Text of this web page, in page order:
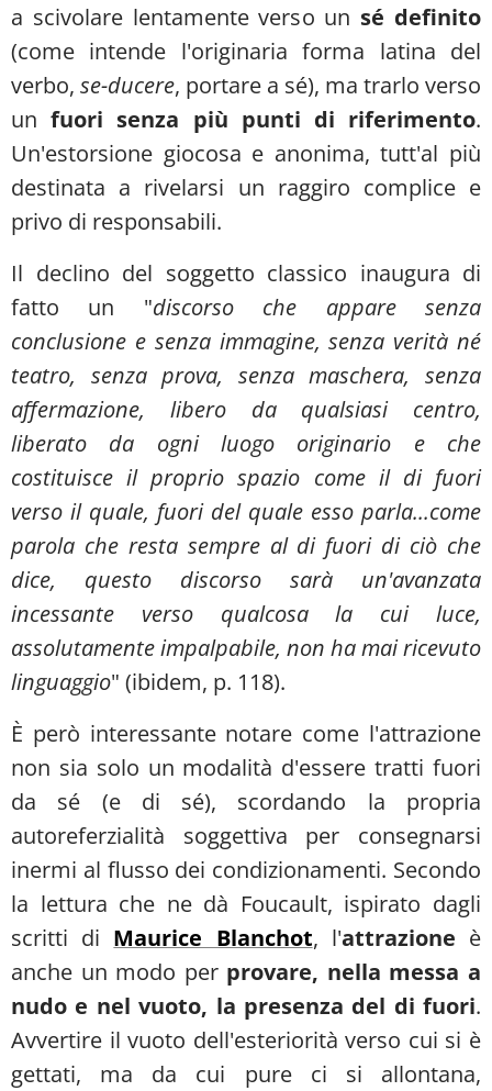
a scivolare lentamente verso un sé definito
(come intende l'originaria forma latina del
verbo, se-ducere, portare a sé), ma trarlo verso
unfuori senza più punti di riferimento.
Un'estorsione giocosa e anonima, tutt'al più
destinata a rivelarsi un raggiro complice e
privo di responsabili.
Il declino del soggetto classico inaugura di
fatto un "discorso che appare senza
conclusione e senza immagine, senza verità né
teatro, senza prova, senza maschera, senza
affermazione, libero da qualsiasi centro,
liberato da ogni luogo originario e che
costituisce il proprio spazio come il di fuori
verso il quale, fuori del quale esso parla...come
parola che resta sempre al di fuori di ciò che
dice, questo discorso sarà un'avanzata
incessante verso qualcosa la cui luce,
assolutamente impalpabile, non ha mai ricevuto
linguaggio" (ibidem, p. 118).
È però interessante notare come l'attrazione
non sia solo un modalità d'essere tratti fuori
da sé (e di sé), scordando la propria
autoreferzialità soggettiva per consegnarsi
inermi al flusso dei condizionamenti. Secondo
la lettura che ne dà Foucault, ispirato dagli
scritti di Maurice Blanchot, l'attrazione è
anche un modo per provare, nella messa a
nudo e nel vuoto, la presenza del di fuori.
Avvertire il vuoto dell'esteriorità verso cui si è
gettati, ma da cui pure ci si allontana,